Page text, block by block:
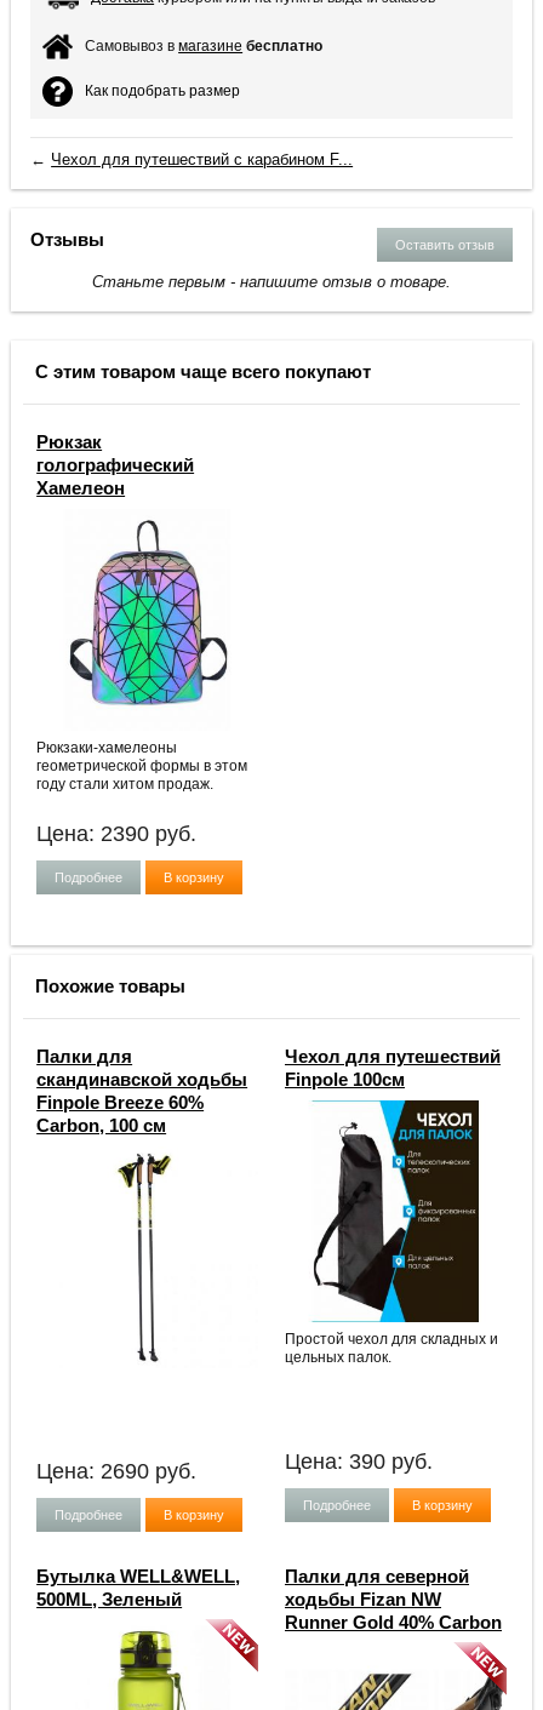
Самовывоз вмагазине бесплатно
Как подобрать размер
← Чехол для путешествий с карабином F...
Оставить отзыв
Отзывы
Станьте первым - напишите отзыв о товаре.
С этим товаром чаще всего покупают
Рюкзак
голографический
Хамелеон
Рюкзаки-хамелеоны
геометрической формы в этом
году стали хитом продаж.
Цена: 2390 руб.
Подробнее В корзину
Похожие товары
Палки для
скандинавской ходьбы
Finpole Breeze 60%
Carbon, 100 см
Цена: 2690 руб.
Подробнее В корзину
Чехол для путешествий
Finpole 100см
Простой чехол для складных и
цельных палок.
Цена: 390 руб.
Подробнее В корзину
Бутылка WELL&WELL,
500ML, Зеленый
Палки для северной
ходьбы Fizan NW
Runner Gold 40% Carbon